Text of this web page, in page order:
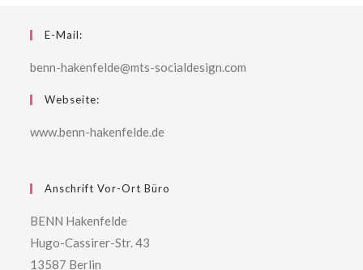
E-Mail:
benn-hakenfelde@mts-socialdesign.com
Webseite:
www.benn-hakenfelde.de
Anschrift Vor-Ort Büro
BENN Hakenfelde
Hugo-Cassirer-Str. 43
13587 Berlin